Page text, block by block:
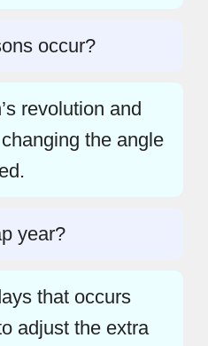
occur?
revolution and
the angle
year?
that occurs
adjust the extra